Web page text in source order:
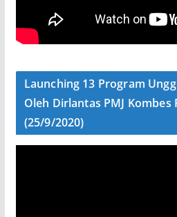
Launching 13 Program
Oleh Dirlantas PMJ Kombes
(25/9/2020)